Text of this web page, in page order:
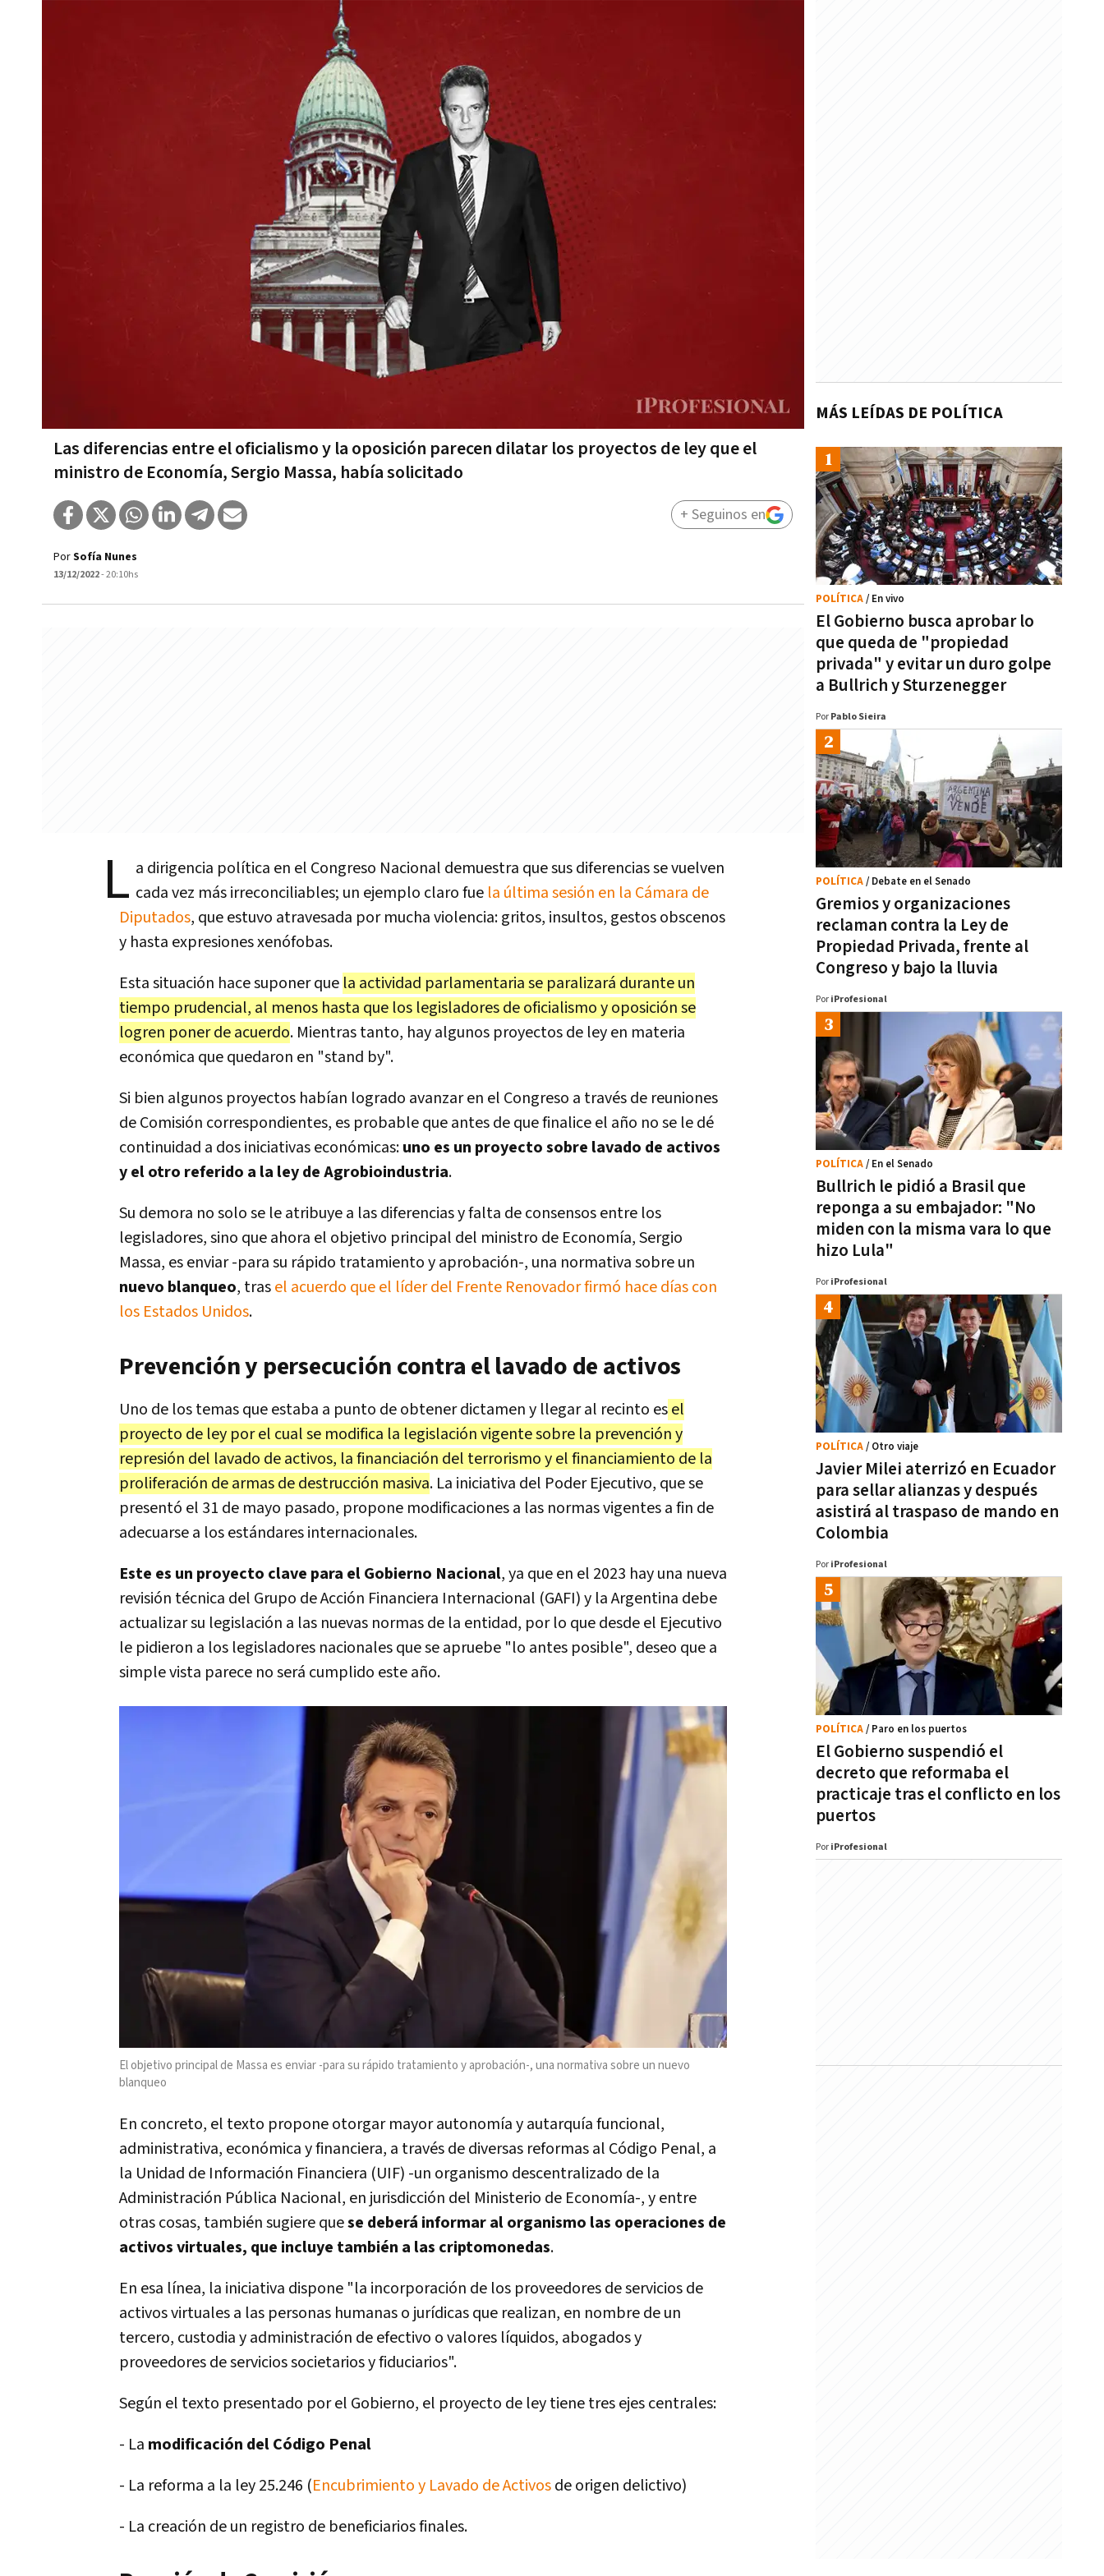
Las diferencias entre el oficialismo y la oposición parecen dilatar los proyectos de ley que el
ministro de Economía, Sergio Massa, había solicitado
PorSofía Nunes
13/12/2022- 20:10hs
+ Seguinos en
L a dirigencia política en el Congreso Nacional demuestra que sus diferencias se vuelven
cada vez más irreconciliables; un ejemplo claro fue la última sesión en la Cámara de
Diputados, que estuvo atravesada por mucha violencia: gritos, insultos, gestos obscenos
y hasta expresiones xenófobas.
Esta situación hace suponer que la actividad parlamentaria se paralizará durante un
tiempo prudencial, al menos hasta que los legisladores de oficialismo y oposición se
logren poner de acuerdo. Mientras tanto, hay algunos proyectos de ley en materia
económica que quedaron en "stand by".
Si bien algunos proyectos habían logrado avanzar en el Congreso a través de reuniones
de Comisión correspondientes, es probable que antes de que finalice el año no se le dé
continuidad a dos iniciativas económicas:uno es un proyecto sobre lavado de activos
y el otro referido a la ley de Agrobioindustria.
Su demora no solo se le atribuye a las diferencias y falta de consensos entre los
legisladores, sino que ahora el objetivo principal del ministro de Economía, Sergio
Massa, es enviar -para su rápido tratamiento y aprobación-, una normativa sobre un
nuevo blanqueo, trasel acuerdo que el líder del Frente Renovador firmó hace días con
los Estados Unidos.
Prevención y persecución contra el lavado de activos
Uno de los temas que estaba a punto de obtener dictamen y llegar al recinto esel
proyecto de ley por el cual se modifica la legislación vigente sobre la prevención y
represión del lavado de activos, la financiación del terrorismo y el financiamiento de la
proliferación de armas de destrucción masiva. La iniciativa del Poder Ejecutivo, que se
presentó el 31 de mayo pasado, propone modificaciones a las normas vigentes a fin de
adecuarse a los estándares internacionales.
Este es un proyecto clave para el Gobierno Nacional, ya que en el 2023 hay una nueva
revisión técnica del Grupo de Acción Financiera Internacional (GAFI) y la Argentina debe
actualizar su legislación a las nuevas normas de la entidad, por lo que desde el Ejecutivo
le pidieron a los legisladores nacionales que se apruebe "lo antes posible", deseo que a
simple vista parece no será cumplido este año.
El objetivo principal de Massa es enviar -para su rápido tratamiento y aprobación-, una normativa sobre un nuevo
blanqueo
En concreto, el texto propone otorgar mayor autonomía y autarquía funcional,
administrativa, económica y financiera, a través de diversas reformas al Código Penal, a
la Unidad de Información Financiera (UIF) -un organismo descentralizado de la
Administración Pública Nacional, en jurisdicción del Ministerio de Economía-, y entre
otras cosas, también sugiere quese deberá informar al organismo las operaciones de
activos virtuales, que incluye también a las criptomonedas.
En esa línea, la iniciativa dispone "la incorporación de los proveedores de servicios de
activos virtuales a las personas humanas o jurídicas que realizan, en nombre de un
tercero, custodia y administración de efectivo o valores líquidos, abogados y
proveedores de servicios societarios y fiduciarios".
Según el texto presentado por el Gobierno, el proyecto de ley tiene tres ejes centrales:
- La modificación del Código Penal
- La reforma a la ley 25.246 (Encubrimiento y Lavado de Activosde origen delictivo)
- La creación de un registro de beneficiarios finales.
MÁS LEÍDAS DE POLÍTICA
El Gobierno busca aprobar lo
que queda de "propiedad
privada" y evitar un duro golpe
a Bullrich y Sturzenegger
POLÍTICA/ En vivo
Por Pablo Sieira
Gremios y organizaciones
reclaman contra la Ley de
Propiedad Privada, frente al
Congreso y bajo la lluvia
POLÍTICA/ Debate en el Senado
Por iProfesional
Bullrich le pidió a Brasil que
reponga a su embajador: "No
miden con la misma vara lo que
hizo Lula"
POLÍTICA/ En el Senado
Por iProfesional
Javier Milei aterrizó en Ecuador
para sellar alianzas y después
asistirá al traspaso de mando en
Colombia
POLÍTICA/ Otro viaje
Por iProfesional
El Gobierno suspendió el
decreto que reformaba el
practicaje tras el conflicto en los
puertos
POLÍTICA/ Paro en los puertos
Por iProfesional